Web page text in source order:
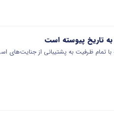
تاریخ پیوسته است
ظرفیت به پشتیبانی از جنایت‌های